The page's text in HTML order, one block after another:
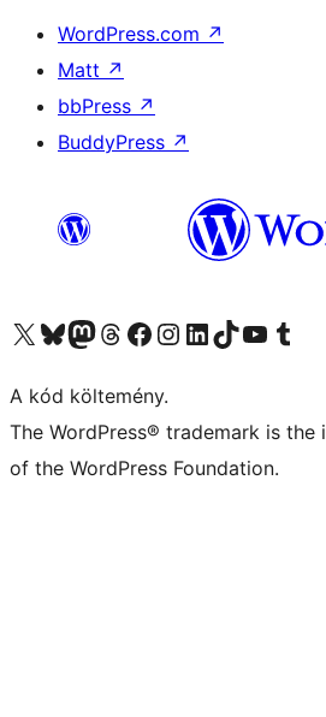
WordPress.com ↗
Matt ↗
bbPress ↗
BuddyPress ↗
Visit our X (formerly Twitter) account
Visit our Bluesky account
Twitter csatornánk
Visit our Threads account
Facebook oldalunk megtekintése
Visit our Instagram account
Visit our LinkedIn account
Visit our TikTok account
Visit our YouTube
Visit our
A kód költemény.
The WordPress® trademark is
of the WordPress Foundation.